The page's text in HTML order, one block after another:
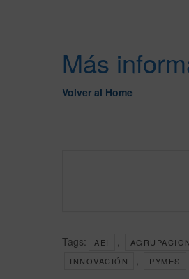
Más
Volver al Home
Tags: AEI ,
INNOVACIÓN , PYMES